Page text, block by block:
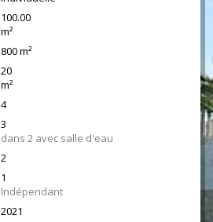
100.00
m²
800 m²
20
m²
4
3
dans 2 avec salle d'eau
2
1
Indépendant
2021